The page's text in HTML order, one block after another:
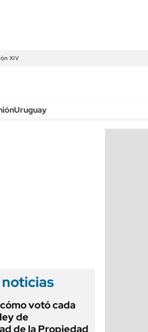
XIV
Uruguay
votó cada
de
de la Propiedad